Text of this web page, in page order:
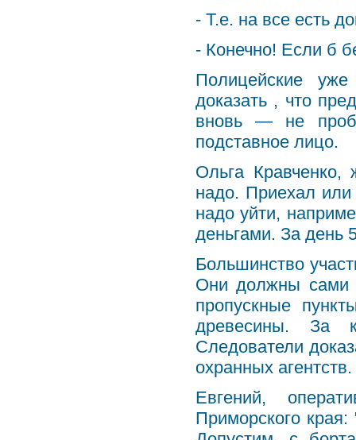
- Т.е. на все есть
- Конечно! Если б
Полицейские
доказать , что
вновь — не
подставное лицо.
Ольга Кравченко,
надо. Приехал
надо уйти,
деньгами. За день
Большинство
Они должны сами
пропускные
древесины. За
Следователи
охранных агентств.
Евгений,
Приморского